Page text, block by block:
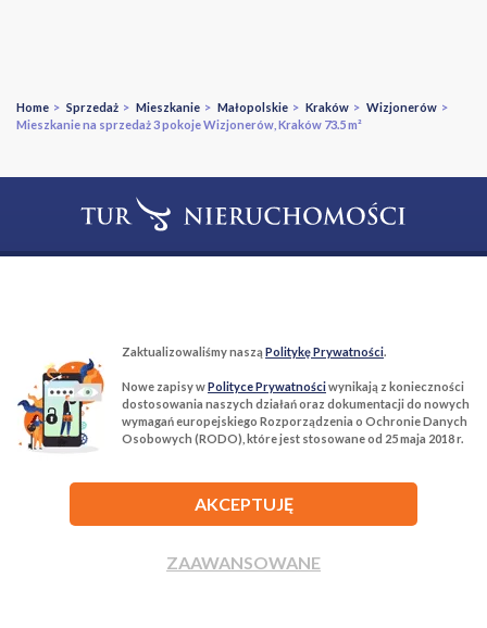
Home > Sprzedaż > Mieszkanie > Małopolskie > Kraków > Wizjonerów >
Mieszkanie na sprzedaż 3 pokoje Wizjonerów, Kraków 73.5 m²
03−134 Warszawa, ul. Książkowa 10/4u
ROZWIŃ
Agencja nieruchomości Tur Nieruchomości © 2026 Wszelkie prawa
zastrzeżone.
Zaktualizowaliśmy naszą Politykę Prywatności.
Nowe zapisy wPolityce Prywatnościwynikają z konieczności
dostosowania naszych działań oraz dokumentacji do nowych
wymagań europejskiego Rozporządzenia o Ochronie Danych
Osobowych (RODO), które jest stosowane od 25 maja 2018 r.
AKCEPTUJĘ
ZAAWANSOWANE